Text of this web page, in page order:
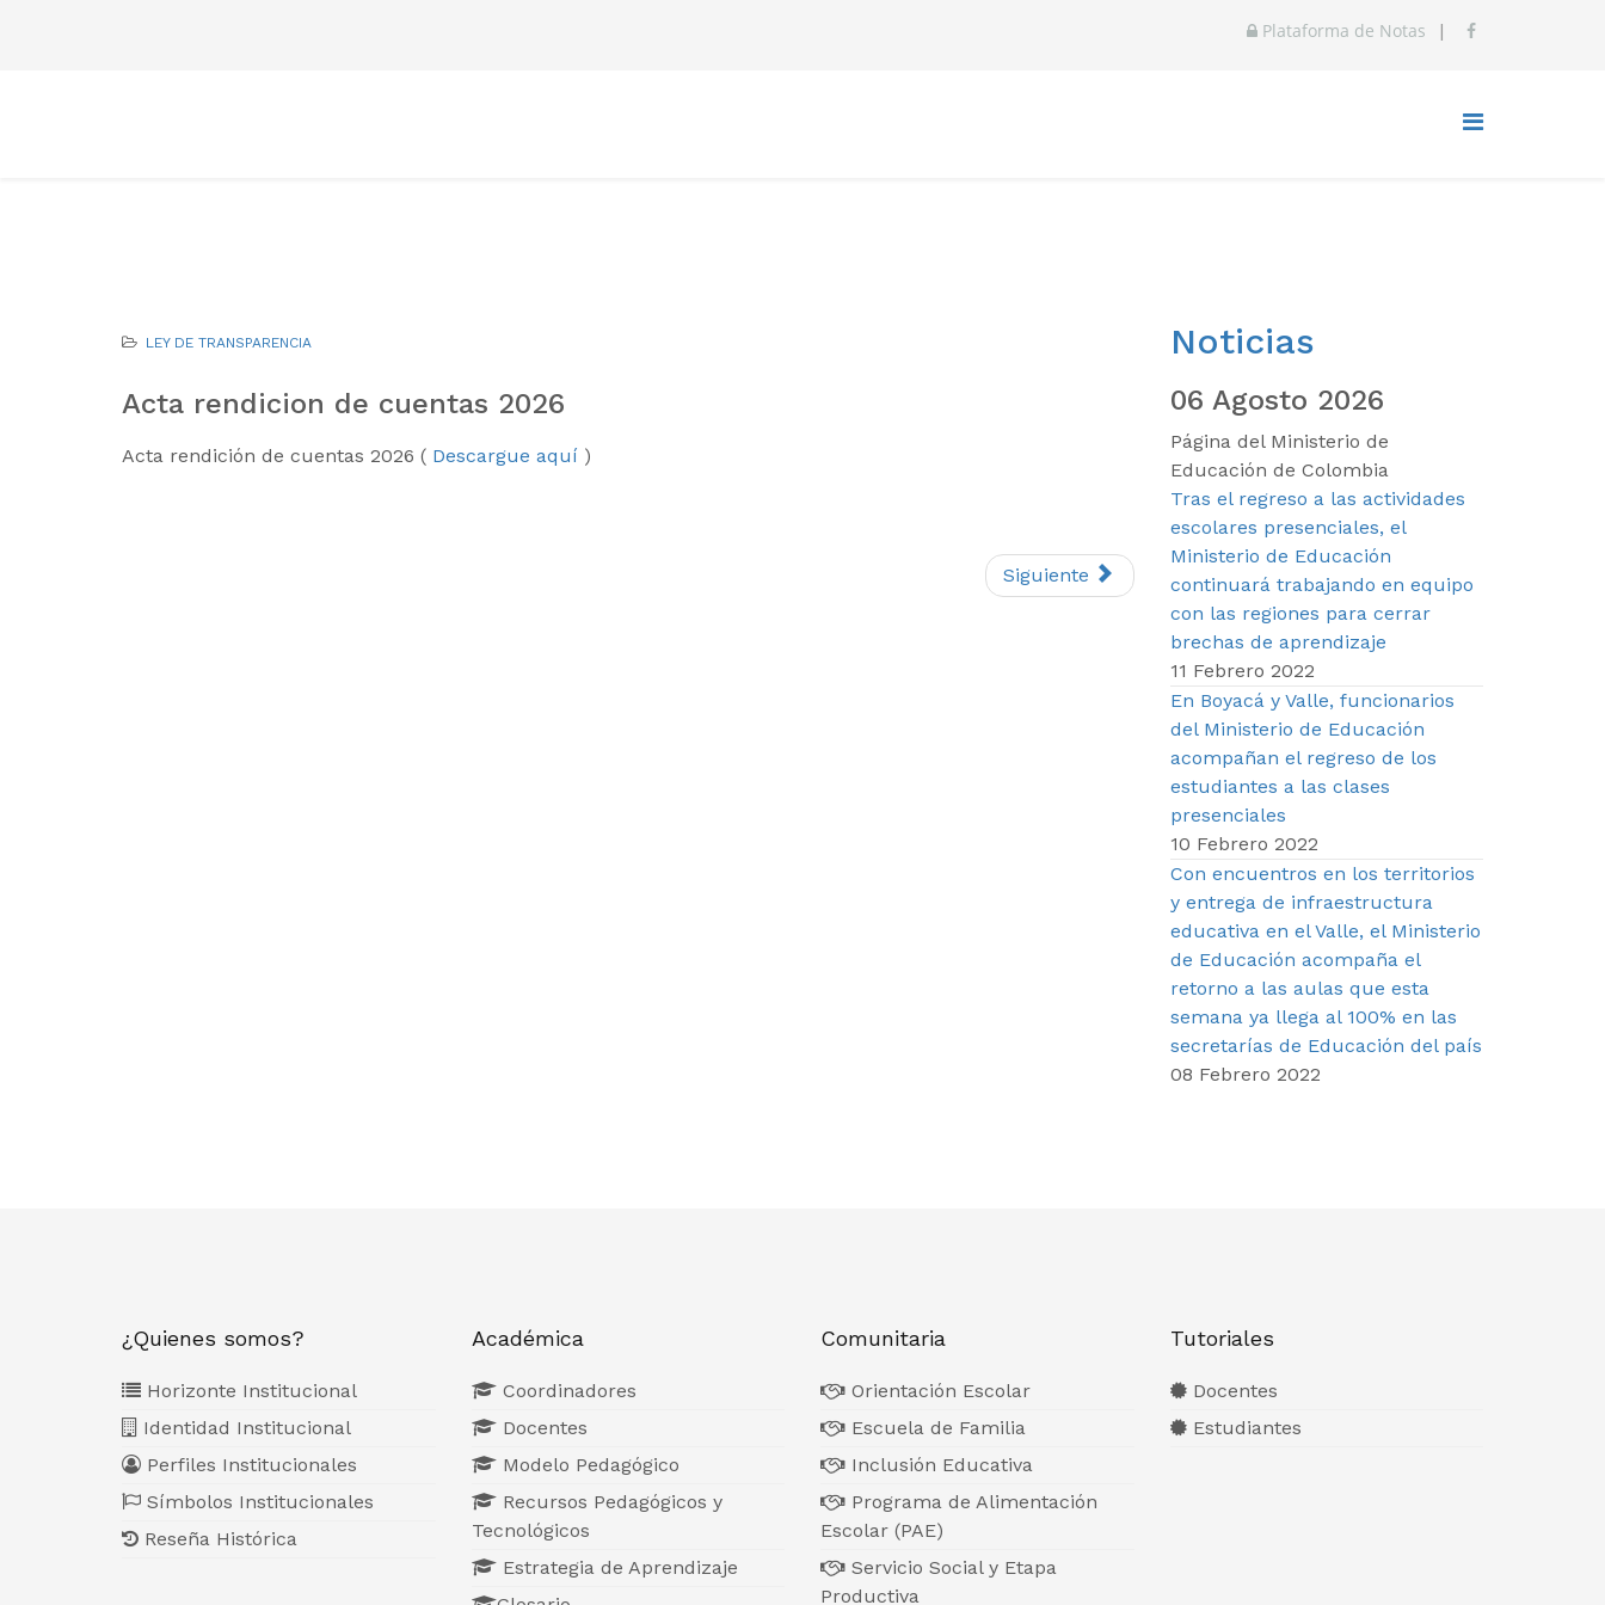
Plataforma de Notas |
LEY DE TRANSPARENCIA
Acta rendicion de cuentas 2026
Acta rendición de cuentas 2026 ( Descargue aquí )
Siguiente
Noticias
06 Agosto 2026
Página del Ministerio de
Educación de Colombia
Tras el regreso a las actividades
escolares presenciales, el
Ministerio de Educación
continuará trabajando en equipo
con las regiones para cerrar
brechas de aprendizaje
11 Febrero 2022
En Boyacá y Valle, funcionarios
del Ministerio de Educación
acompañan el regreso de los
estudiantes a las clases
presenciales
10 Febrero 2022
Con encuentros en los territorios
y entrega de infraestructura
educativa en el Valle, el Ministerio
de Educación acompaña el
retorno a las aulas que esta
semana ya llega al 100% en las
secretarías de Educación del país
08 Febrero 2022
¿Quienes somos?
Horizonte Institucional
Identidad Institucional
Perfiles Institucionales
Símbolos Institucionales
Reseña Histórica
Académica
Coordinadores
Docentes
Modelo Pedagógico
Recursos Pedagógicos y
Tecnológicos
Estrategia de Aprendizaje
Comunitaria
Orientación Escolar
Escuela de Familia
Inclusión Educativa
Programa de Alimentación
Escolar (PAE)
Servicio Social y Etapa
Productiva
Tutoriales
Docentes
Estudiantes